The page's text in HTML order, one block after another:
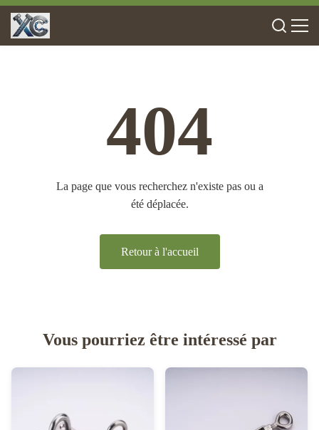
404
La page que vous recherchez n'existe pas ou a
été déplacée.
Retour à l'accueil
Vous pourriez être intéressé par